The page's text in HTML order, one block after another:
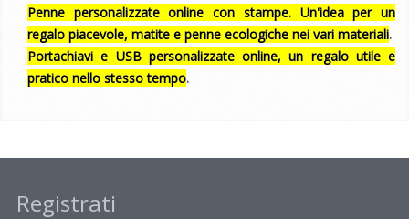
Penne personalizzate online con stampe. Un'idea per un
regalo piacevole, matite e penne ecologiche nei vari materiali.
Portachiavi e USB personalizzate online, un regalo utile e
pratico nello stesso tempo.
Registrati